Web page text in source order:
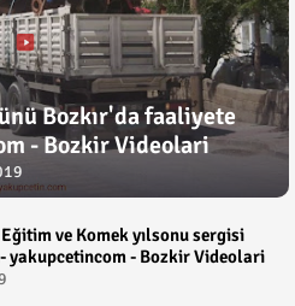
Bozkır'da faaliyete
- Bozkir Videolari
ve Komek yılsonu sergisi
- Bozkir Videolari